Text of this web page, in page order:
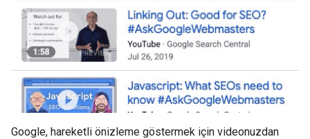
Google, hareketli önizleme göstermek için videonuzdan